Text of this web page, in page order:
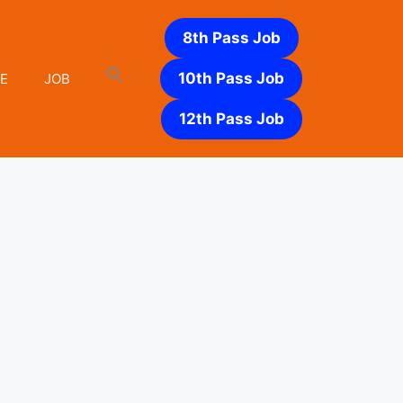
JOB
8th Pass Job
10th Pass Job
12th Pass Job